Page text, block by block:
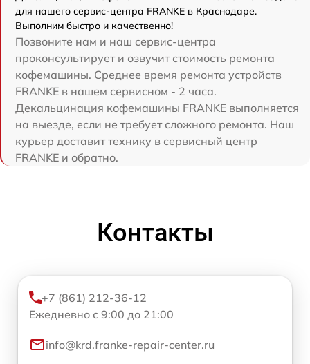
для нашего сервис-центра FRANKE в Краснодаре.
Выполним быстро и качественно!
Позвоните нам и наш сервис-центра
проконсультирует и озвучит стоимость ремонта
кофемашины. Среднее время ремонта устройств
FRANKE в нашем сервисном - 2 часа.
Декальцинация кофемашины FRANKE выполняется
на выезде, если не требует сложного ремонта. Наш
курьер доставит технику в сервисный центр
FRANKE и обратно.
Контакты
+7 (861) 212-36-12
Ежедневно с 9:00 до 21:00
info@krd.franke-repair-center.ru